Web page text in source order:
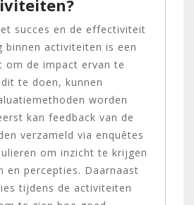
succes en de effectiviteit
binnen activiteiten is een
om de impact ervan te
te doen, kunnen
worden
kan feedback van de
verzameld via enquêtes
om inzicht te krijgen
en percepties. Daarnaast
tijdens de activiteiten